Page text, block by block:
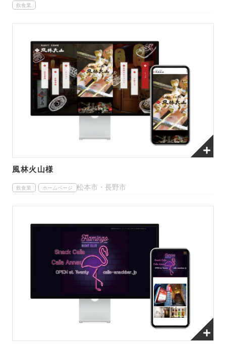
飲食業
風林火山様
飲食業 ホームページ 松本市・長野市